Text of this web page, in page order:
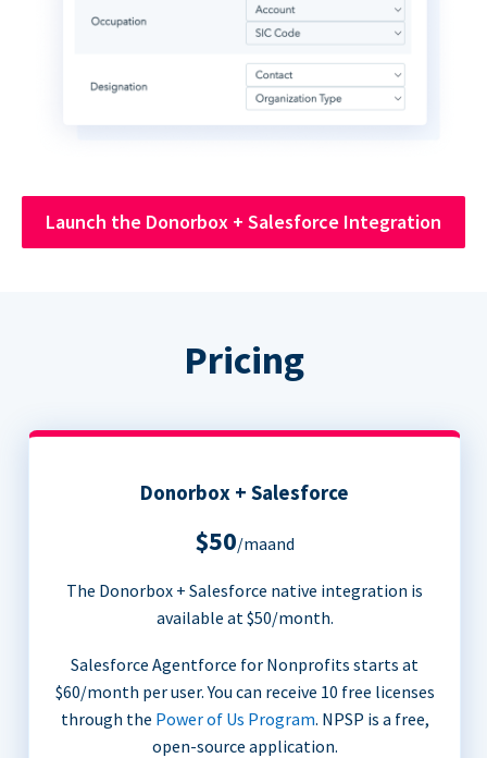
Launch the Donorbox + Salesforce Integration
Pricing
Donorbox + Salesforce
$50/maand
The Donorbox + Salesforce native integration is
available at $50/month.
Salesforce Agentforce for Nonprofits starts at
$60/month per user. You can receive 10 free licenses
through the Power of Us Program. NPSP is a free,
open-source application.